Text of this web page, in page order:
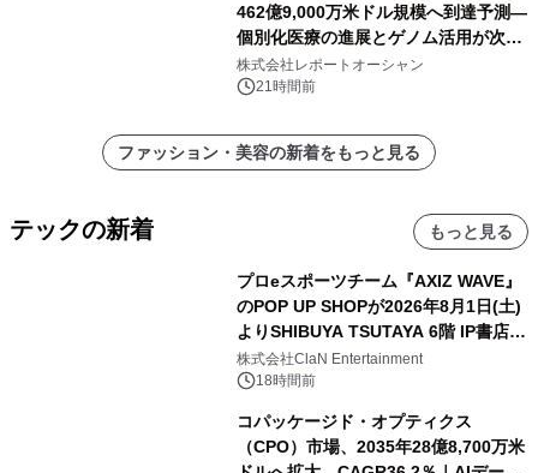
462億9,000万米ドル規模へ到達予測―
個別化医療の進展とゲノム活用が次世
代ヘルスケア投資を加速
株式会社レポートオーシャン
21時間前
ファッション・美容の新着をもっと見る
テックの新着 もっと見る
プロeスポーツチーム『AXIZ WAVE』
のPOP UP SHOPが2026年8月1日(土)
よりSHIBUYA TSUTAYA 6階 IP書店で
開催決定！！
株式会社ClaN Entertainment
18時間前
コパッケージド・オプティクス
（CPO）市場、2035年28億8,700万米